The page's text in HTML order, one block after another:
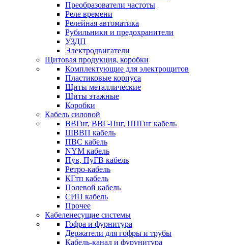
Преобразователи частоты
Реле времени
Релейная автоматика
Рубильники и предохранители
УЗДП
Электродвигатели
Щитовая продукция, коробки
Комплектующие для электрощитов
Пластиковые корпуса
Щиты металлические
Щиты этажные
Коробки
Кабель силовой
ВВГнг, ВВГ-Пнг, ППГнг кабель
ШВВП кабель
ПВС кабель
NYM кабель
Пув, ПуГВ кабель
Ретро-кабель
КГтп кабель
Полевой кабель
СИП кабель
Прочее
Кабеленесущие системы
Гофра и фурнитура
Держатели для гофры и трубы
Кабель-канал и фурунитура